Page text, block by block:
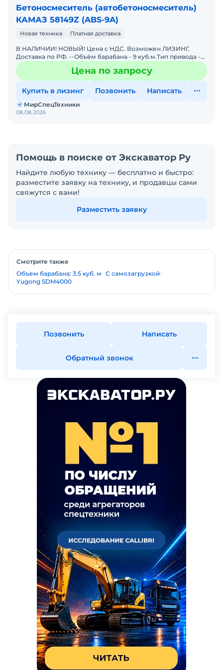
осям.
Безопасность: Машина оснащена запорными и
блокирующими клапанами для обеспечения
Измерительная система: машина оборудована
электронной измерительной системой и
водомером.
В наличии.
Бетоносмеситель (автобетоносмеситель)
КАМАЗ 58149Z (ABS-9A)
Новая техника Платная доставка
В НАЛИЧИИ! НОВЫЙ! Цена с НДС. Возможен ЛИЗИНГ.
Доставка по РФ. --Объём барабана - 9 куб.м.Тип привода -
от автономного двигателяПолезная грузоподъемность по
бет
Цена по запросу
Купить в лизинг Позвонить Написать
08.08.2026
МирСпецТехники
Помощь в поиске от Экскаватор Ру
Найдите любую технику — бесплатно и быстро:
разместите заявку на технику, и продавцы сами
свяжутся с вами!
Разместить заявку
Смотрите также
Объем барабана: 3.5 куб. м С самозагрузкой
Yugong SDM4000
Позвонить Написать
Обратный звонок